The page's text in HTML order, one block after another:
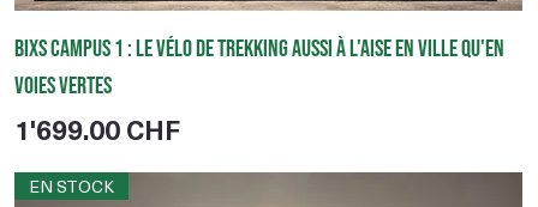
BIXS Campus 1 : le vélo de trekking aussi à l'aise en ville qu'en
voies vertes
Prix
1'699.00 CHF
EN STOCK